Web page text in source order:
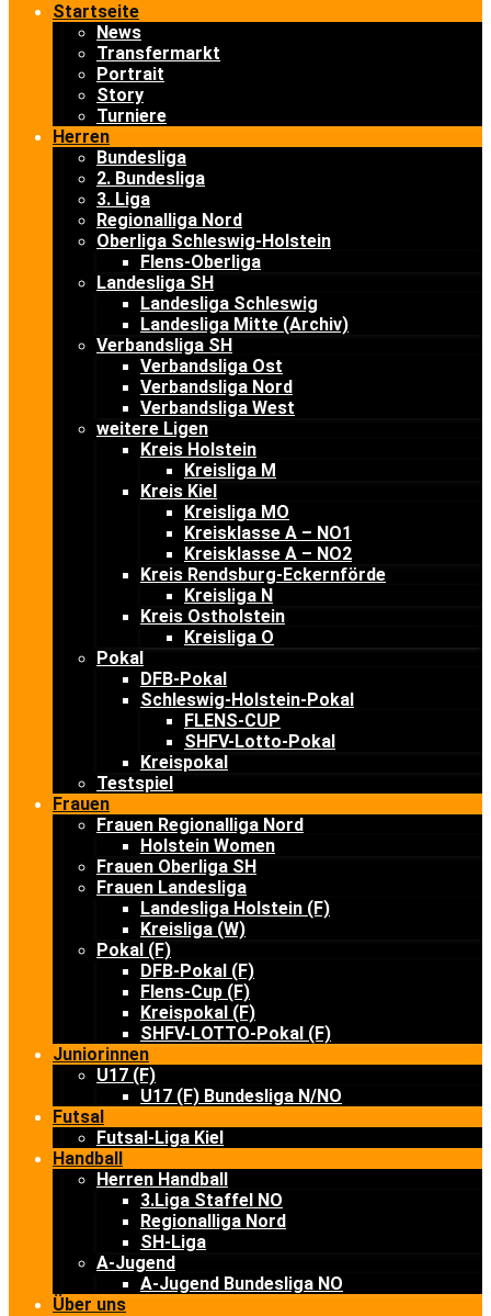
Startseite
News
Transfermarkt
Portrait
Story
Turniere
Herren
Bundesliga
2. Bundesliga
3. Liga
Regionalliga Nord
Oberliga Schleswig-Holstein
Flens-Oberliga
Landesliga SH
Landesliga Schleswig
Landesliga Mitte (Archiv)
Verbandsliga SH
Verbandsliga Ost
Verbandsliga Nord
Verbandsliga West
weitere Ligen
Kreis Holstein
Kreisliga M
Kreis Kiel
Kreisliga MO
Kreisklasse A – NO1
Kreisklasse A – NO2
Kreis Rendsburg-Eckernförde
Kreisliga N
Kreis Ostholstein
Kreisliga O
Pokal
DFB-Pokal
Schleswig-Holstein-Pokal
FLENS-CUP
SHFV-Lotto-Pokal
Kreispokal
Testspiel
Frauen
Frauen Regionalliga Nord
Holstein Women
Frauen Oberliga SH
Frauen Landesliga
Landesliga Holstein (F)
Kreisliga (W)
Pokal (F)
DFB-Pokal (F)
Flens-Cup (F)
Kreispokal (F)
SHFV-LOTTO-Pokal (F)
Juniorinnen
U17 (F)
U17 (F) Bundesliga N/NO
Futsal
Futsal-Liga Kiel
Handball
Herren Handball
3.Liga Staffel NO
Regionalliga Nord
SH-Liga
A-Jugend
A-Jugend Bundesliga NO
Über uns